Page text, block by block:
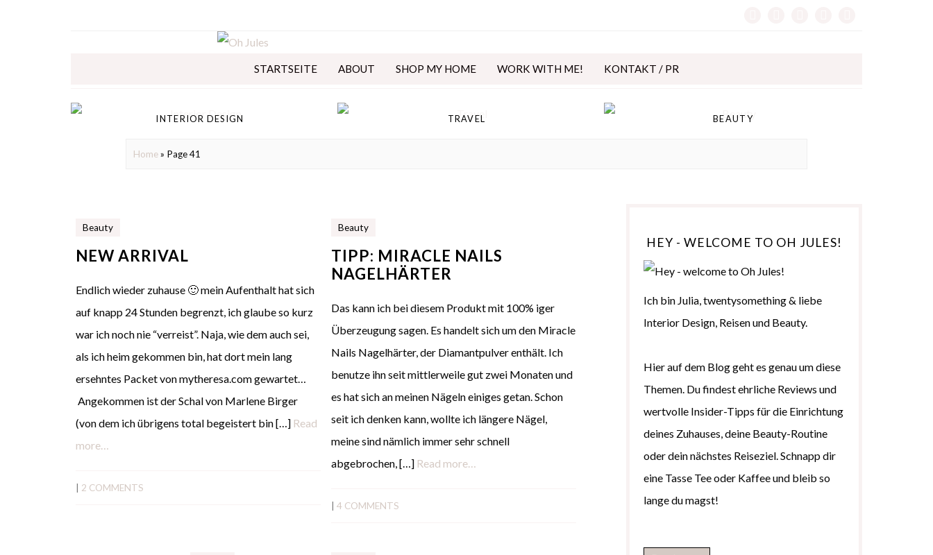
STARTSEITE ABOUT SHOP MY HOME WORK WITH ME! KONTAKT / PR
INTERIOR DESIGN TRAVEL BEAUTY
Home» Page 41
Beauty
NEW ARRIVAL
Endlich wieder zuhause 🙂 mein Aufenthalt hat sich
auf knapp 24 Stunden begrenzt, ich glaube so kurz
war ich noch nie “verreist”. Naja, wie dem auch sei,
als ich heim gekommen bin, hat dort mein lang
ersehntes Packet von mytheresa.com gewartet…
Angekommen ist der Schal von Marlene Birger
(von dem ich übrigens total begeistert bin […] Read
more…
2 COMMENTS
Beauty
TIPP: MIRACLE NAILS
NAGELHÄRTER
Das kann ich bei diesem Produkt mit 100% iger
Überzeugung sagen. Es handelt sich um den Miracle
Nails Nagelhärter, der Diamantpulver enthält. Ich
benutze ihn seit mittlerweile gut zwei Monaten und
es hat sich an meinen Nägeln einiges getan. Schon
seit ich denken kann, wollte ich längere Nägel,
meine sind nämlich immer sehr schnell
abgebrochen, […] Read more…
4 COMMENTS
HEY - WELCOME TO OH JULES!
Ich bin Julia, twentysomething & liebe
Interior Design, Reisen und Beauty.
Hier auf dem Blog geht es genau um diese
Themen. Du findest ehrliche Reviews und
wertvolle Insider-Tipps für die Einrichtung
deines Zuhauses, deine Beauty-Routine
oder dein nächstes Reiseziel. Schnapp dir
eine Tasse Tee oder Kaffee und bleib so
lange du magst!